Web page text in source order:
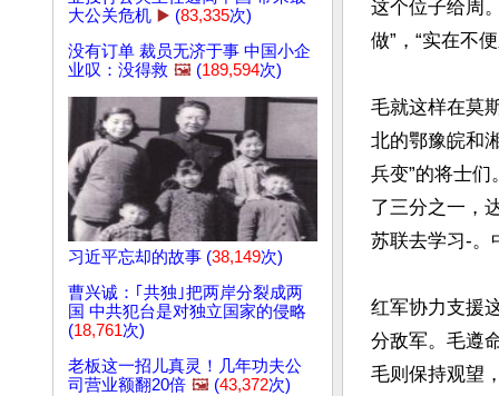
大公关危机 ▶️ (83,335次)
没有订单 裁员无济于事 中国小企
业叹：没得救 🖼️ (189,594次)
习近平忘却的故事 (38,149次)
曹兴诚：｢共独｣把两岸分裂成两
国 中共犯台是对独立国家的侵略
(18,761次)
老板这一招儿真灵！几年功夫公
司营业额翻20倍 🖼️ (43,372次)
这个位子给周
做”，“实在不
毛就这样在莫
北的鄂豫皖和
兵变”的将士
了三分之一，
苏联去学习-。
红军协力支援
分敌军。毛遵
毛则保持观望